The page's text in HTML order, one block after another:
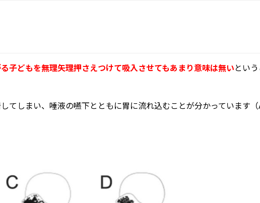
子どもを無理矢理押さえつけて吸入させてもあまり意味は無い という
てしまい、唾液の嚥下とともに胃に流れ込むことが分かっています（